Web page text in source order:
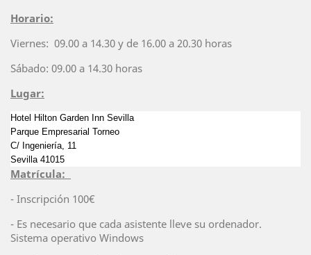
Horario:
Viernes: 09.00 a 14.30 y de 16.00 a 20.30 horas
Sábado: 09.00 a 14.30 horas
Lugar:
Hotel Hilton Garden Inn Sevilla
Parque Empresarial Torneo
C/ Ingeniería, 11
Sevilla 41015
Matrícula:
- Inscripción 100€
- Es necesario que cada asistente lleve su ordenador.
Sistema operativo Windows